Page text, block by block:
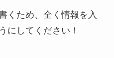
くため、全く情報を入
にしてください！